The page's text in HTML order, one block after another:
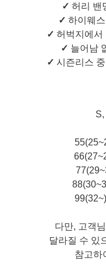
✓ 허리 밴
✓ 하이웨
✓ 허벅지에서
✓ 늘어남
✓ 시즌리스
다만, 고객
달라질 수 있
참고하